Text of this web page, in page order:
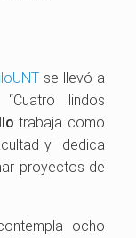
se llevó a
lindos
trabaja como
y dedica
proyectos de
ocho